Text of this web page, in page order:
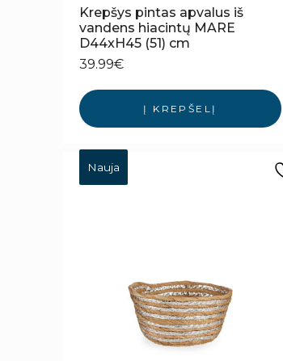
Krepšys pintas apvalus iš
vandens hiacintų MARE
D44xH45 (51) cm
39.99€
Į KREPŠELĮ
Nauja